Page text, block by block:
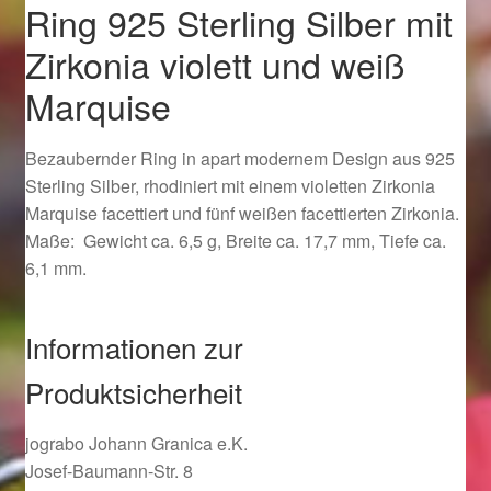
Ostergeschenke finden für Ostern 2019
Ostergeschenke finden für Ostern 2020
Ostergeschenke finden für Ostern 2022
Partner
Shop
Startseite
Ring 925 Sterling Silber mit
Zirkonia violett und weiß
Marquise
Bezaubernder Ring in apart modernem Design aus 925
Sterling Silber, rhodiniert mit einem violetten Zirkonia
Marquise facettiert und fünf weißen facettierten Zirkonia.
Maße: Gewicht ca. 6,5 g, Breite ca. 17,7 mm, Tiefe ca.
6,1 mm.
Informationen zur
Produktsicherheit
jograbo Johann Granica e.K.
Josef-Baumann-Str. 8